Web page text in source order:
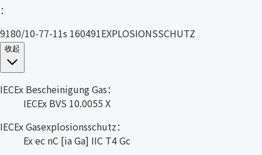
：
9180/10-77-11s 160491EXPLOSIONSSCHUTZ
收起
IECEx Bescheinigung Gas：
IECEx BVS 10.0055 X
IECEx Gasexplosionsschutz：
Ex ec nC [ia Ga] IIC T4 Gc